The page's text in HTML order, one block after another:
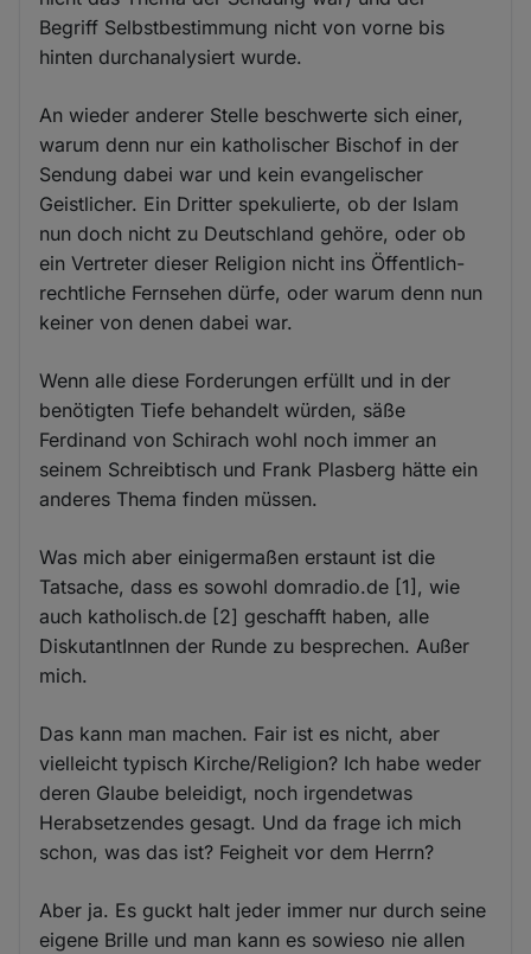
Begriff Selbstbestimmung nicht von vorne bis
hinten durchanalysiert wurde.
An wieder anderer Stelle beschwerte sich einer,
warum denn nur ein katholischer Bischof in der
Sendung dabei war und kein evangelischer
Geistlicher. Ein Dritter spekulierte, ob der Islam
nun doch nicht zu Deutschland gehöre, oder ob
ein Vertreter dieser Religion nicht ins Öffentlich-
rechtliche Fernsehen dürfe, oder warum denn nun
keiner von denen dabei war.
Wenn alle diese Forderungen erfüllt und in der
benötigten Tiefe behandelt würden, säße
Ferdinand von Schirach wohl noch immer an
seinem Schreibtisch und Frank Plasberg hätte ein
anderes Thema finden müssen.
Was mich aber einigermaßen erstaunt ist die
Tatsache, dass es sowohl domradio.de [1], wie
auch katholisch.de [2] geschafft haben, alle
DiskutantInnen der Runde zu besprechen. Außer
mich.
Das kann man machen. Fair ist es nicht, aber
vielleicht typisch Kirche/Religion? Ich habe weder
deren Glaube beleidigt, noch irgendetwas
Herabsetzendes gesagt. Und da frage ich mich
schon, was das ist? Feigheit vor dem Herrn?
Aber ja. Es guckt halt jeder immer nur durch seine
eigene Brille und man kann es sowieso nie allen